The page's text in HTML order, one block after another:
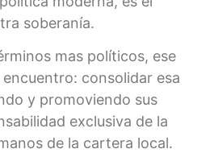
soberanía.
mas políticos, ese
consolidar esa
y promoviendo sus
exclusiva de la
de la cartera local.